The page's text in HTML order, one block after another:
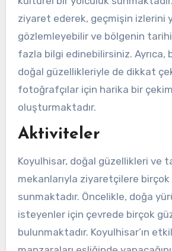
ziyaret ederek, geçmişin izlerini
gözlemleyebilir ve bölgenin
fazla bilgi edinebilirsiniz. Ayrıca,
doğal güzellikleriyle de dikkat
fotoğrafçılar için harika bir
oluşturmaktadır.
Aktiviteler
Koyulhisar, doğal güzellikleri ve
mekanlarıyla ziyaretçilere
sunmaktadır. Öncelikle, doğa
isteyenler için çevrede birçok
bulunmaktadır. Koyulhisar’ın